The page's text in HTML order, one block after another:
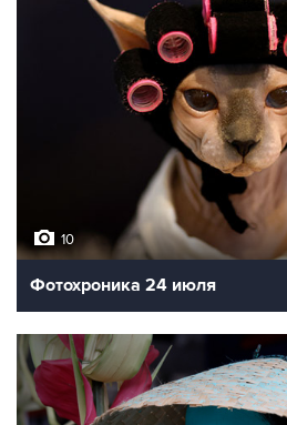
10
Фотохроника 24 июля